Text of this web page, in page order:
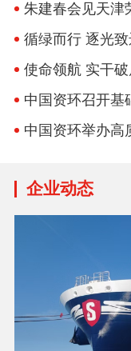
朱建春会见天津
中国资环召开基
企业动态